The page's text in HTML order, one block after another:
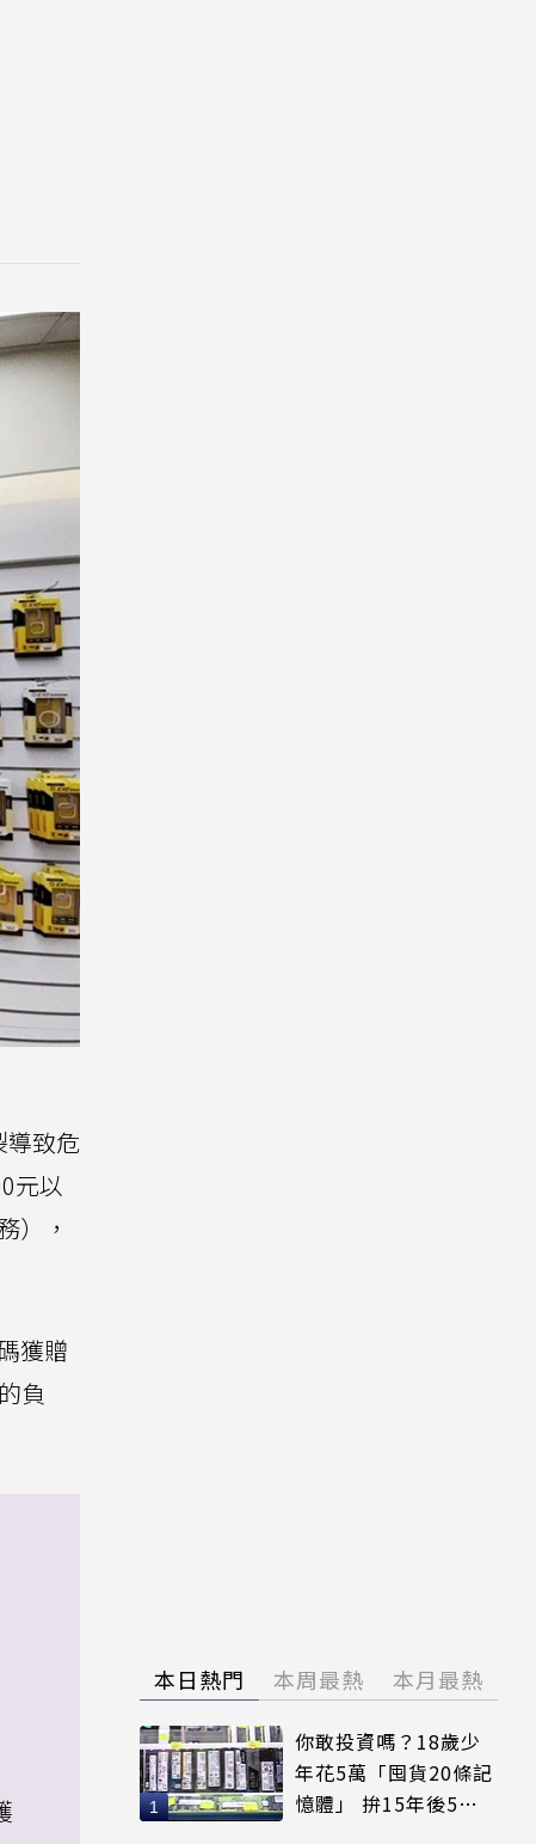
導致危
元以
），
獲贈
負
本日熱門 本周最熱 本月最熱
你敢投資嗎？18歲少
年花5萬「囤貨20條記
憶體」 拚15年後5倍